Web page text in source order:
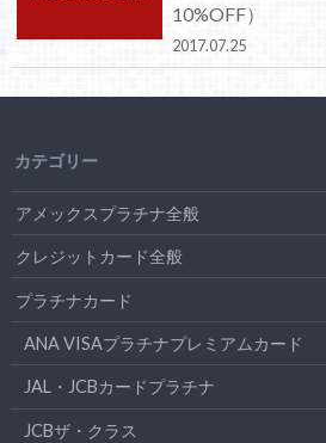
10%OFF）
2017.07.25
カテゴリー
アメックスプラチナ全般
クレジットカード全般
プラチナカード
ANA VISAプラチナプレミアムカード
JAL・JCBカードプラチナ
JCBザ・クラス